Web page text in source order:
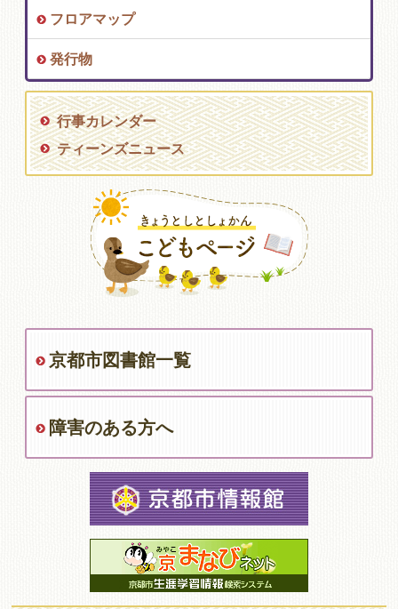
フロアマップ
発行物
行事カレンダー
ティーンズニュース
京都市図書館一覧
障害のある方へ